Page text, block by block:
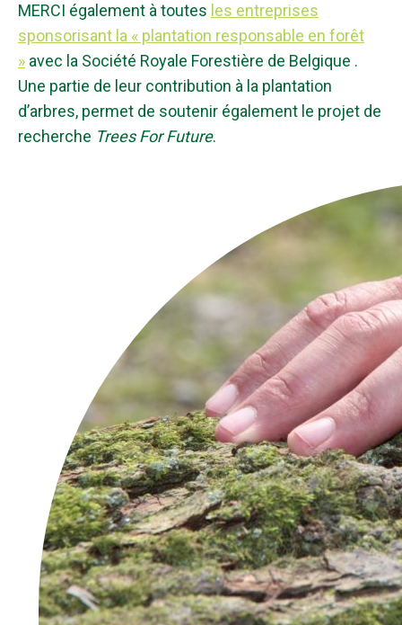
MERCI également à toutes les entreprises
sponsorisant la « plantation responsable en forêt
» avec la Société Royale Forestière de Belgique .
Une partie de leur contribution à la plantation
d’arbres, permet de soutenir également le projet de
recherche Trees For Future.